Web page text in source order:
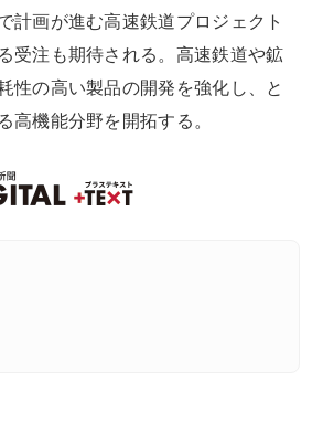
計画が進む高速鉄道プロジェクト
受注も期待される。高速鉄道や鉱
性の高い製品の開発を強化し、と
高機能分野を開拓する。